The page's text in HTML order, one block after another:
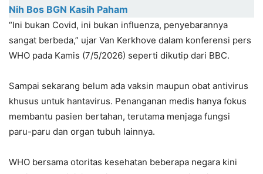
Nih Bos BGN Kasih Paham
“Ini bukan Covid, ini bukan influenza, penyebarannya
sangat berbeda,” ujar Van Kerkhove dalam konferensi pers
WHO pada Kamis (7/5/2026) seperti dikutip dari BBC.
Sampai sekarang belum ada vaksin maupun obat antivirus
khusus untuk hantavirus. Penanganan medis hanya fokus
membantu pasien bertahan, terutama menjaga fungsi
paru-paru dan organ tubuh lainnya.
WHO bersama otoritas kesehatan beberapa negara kini